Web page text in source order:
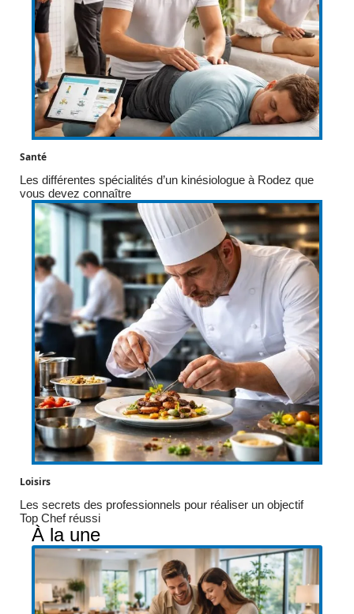
Santé
Les différentes spécialités d’un kinésiologue à Rodez que
vous devez connaître
Loisirs
Les secrets des professionnels pour réaliser un objectif
Top Chef réussi
À la une